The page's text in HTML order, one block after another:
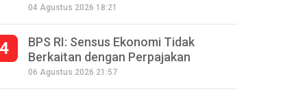
04 Agustus 2026 18:21
4
BPS RI: Sensus Ekonomi Tidak
Berkaitan dengan Perpajakan
06 Agustus 2026 21:57